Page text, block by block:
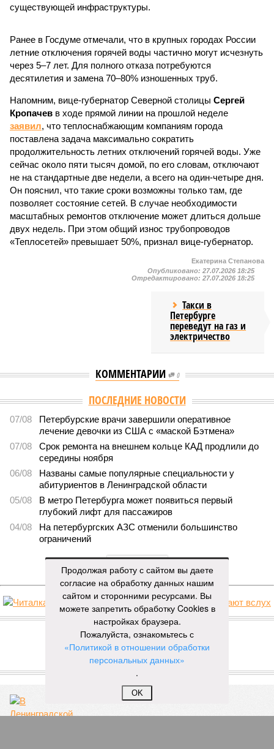
существующей инфраструктуры.
Ранее в Госдуме отмечали, что в крупных городах России
летние отключения горячей воды частично могут исчезнуть
через 5–7 лет. Для полного отказа потребуются
десятилетия и замена 70–80% изношенных труб.
Напомним, вице-губернатор Северной столицы Сергей
Кропачев в ходе прямой линии на прошлой неделе
заявил, что теплоснабжающим компаниям города
поставлена задача максимально сократить
продолжительность летних отключений горячей воды. Уже
сейчас около пяти тысяч домой, по его словам, отключают
не на стандартные две недели, а всего на один-четыре дня.
Он пояснил, что такие сроки возможны только там, где
позволяет состояние сетей. В случае необходимости
масштабных ремонтов отключение может длиться дольше
двух недель. При этом общий износ трубопроводов
«Теплосетей» превышает 50%, признал вице-губернатор.
Екатерина Степанова
Опубликовано: 27.07.2026 18:25
Отредактировано: 27.07.2026 18:25
Такси в
Петербурге
переведут на газ и
электричество
КОММЕНТАРИИ 0
ПОСЛЕДНИЕ НОВОСТИ
07/08
Петербурские врачи завершили оперативное
лечение девочки из США с «маской Бэтмена»
07/08
Срок ремонта на внешнем кольце КАД продлили до
середины ноября
06/08
Названы самые популярные специальности у
абитуриентов в Ленинградской области
05/08
В метро Петербурга может появиться первый
глубокий лифт для пассажиров
04/08
На петербургских АЗС отменили большинство
ограничений
ЕЩЕ НОВОСТИ
НОВОСТИ ПАРТНЕРОВ
Новости smi2.ru
ЕЩЕ ИЗ РАЗДЕЛА «ОБЩЕСТВО»
Продолжая работу с сайтом вы даете
согласие на обработку данных нашим
сайтом и сторонними ресурсами. Вы
можете запретить обработку Cookies в
настройках браузера.
Пожалуйста, ознакомьтесь с
«Политикой в отношении обработки
персональных данных»
.
OK